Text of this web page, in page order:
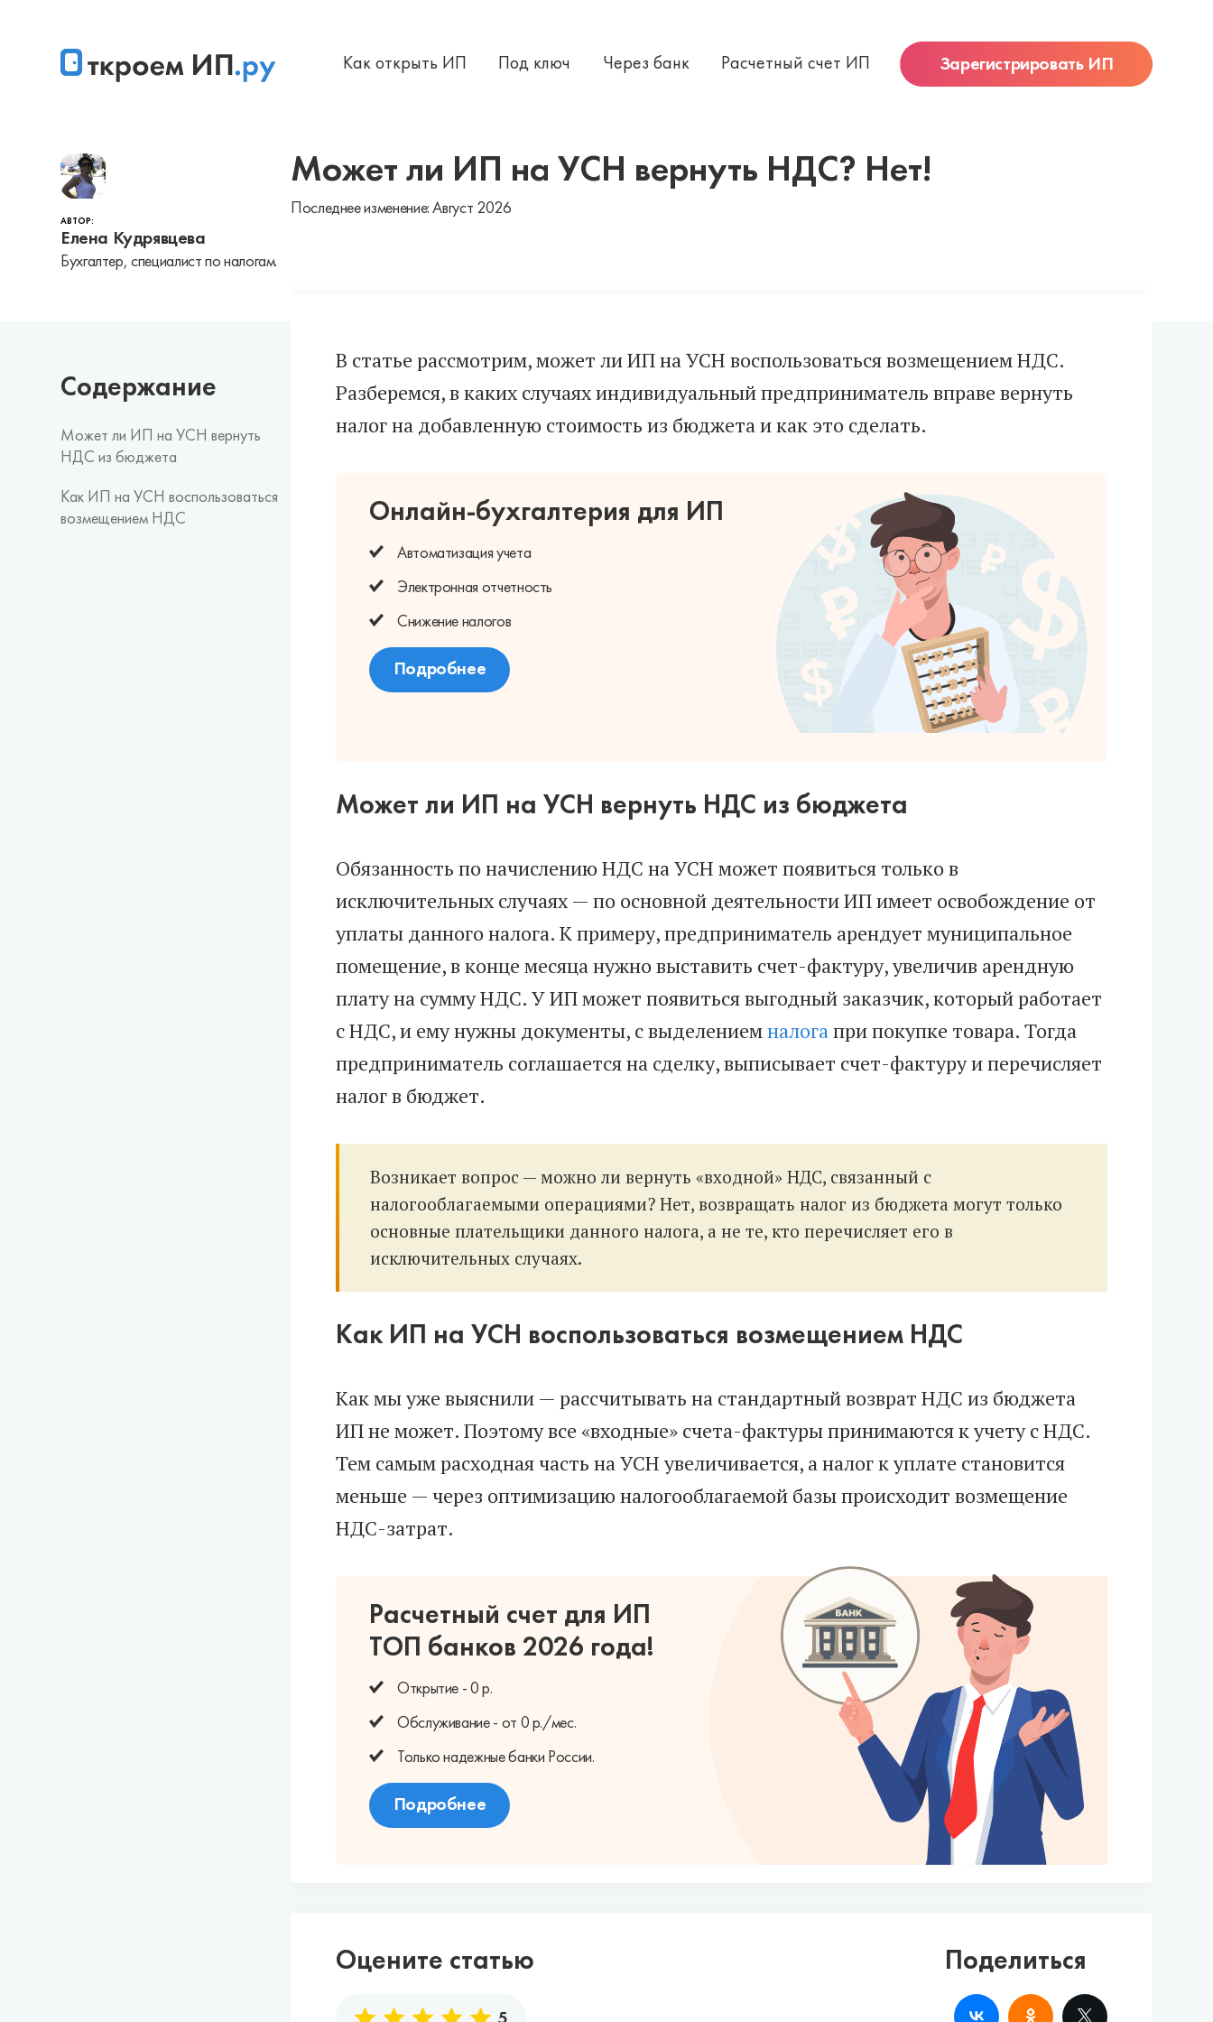
Как открыть ИП Под ключ Через банк Расчетный счет ИП Зарегистрировать ИП
АВТОР:
Елена Кудрявцева
Бухгалтер, специалист по налогам.
Содержание
Может ли ИП на УСН вернуть
НДС из бюджета
Как ИП на УСН воспользоваться
возмещением НДС
Может ли ИП на УСН вернуть НДС? Нет!
Последнее изменение: Август 2026
В статье рассмотрим, может ли ИП на УСН воспользоваться возмещением НДС.
Разберемся, в каких случаях индивидуальный предприниматель вправе вернуть
налог на добавленную стоимость из бюджета и как это сделать.
Онлайн-бухгалтерия для ИП
Автоматизация учета
Электронная отчетность
Снижение налогов
Подробнее
Может ли ИП на УСН вернуть НДС из бюджета
Обязанность по начислению НДС на УСН может появиться только в
исключительных случаях — по основной деятельности ИП имеет освобождение от
уплаты данного налога. К примеру, предприниматель арендует муниципальное
помещение, в конце месяца нужно выставить счет-фактуру, увеличив арендную
плату на сумму НДС. У ИП может появиться выгодный заказчик, который работает
с НДС, и ему нужны документы, с выделениемналогапри покупке товара. Тогда
предприниматель соглашается на сделку, выписывает счет-фактуру и перечисляет
налог в бюджет.
Возникает вопрос — можно ли вернуть «входной» НДС, связанный с
налогооблагаемыми операциями? Нет, возвращать налог из бюджета могут только
основные плательщики данного налога, а не те, кто перечисляет его в
исключительных случаях.
Как ИП на УСН воспользоваться возмещением НДС
Как мы уже выяснили — рассчитывать на стандартный возврат НДС из бюджета
ИП не может. Поэтому все «входные» счета-фактуры принимаются к учету с НДС.
Тем самым расходная часть на УСН увеличивается, а налог к уплате становится
меньше — через оптимизацию налогооблагаемой базы происходит возмещение
НДС-затрат.
Расчетный счет для ИП
ТОП банков 2026 года!
Открытие - 0 р.
Обслуживание - от 0 р./мес.
Только надежные банки России.
Подробнее
Оцените статью Поделиться